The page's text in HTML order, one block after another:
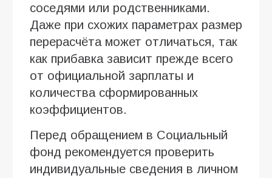
соседями или родственниками.
Даже при схожих параметрах размер
перерасчёта может отличаться, так
как прибавка зависит прежде всего
от официальной зарплаты и
количества сформированных
коэффициентов.
Перед обращением в Социальный
фонд рекомендуется проверить
индивидуальные сведения в личном